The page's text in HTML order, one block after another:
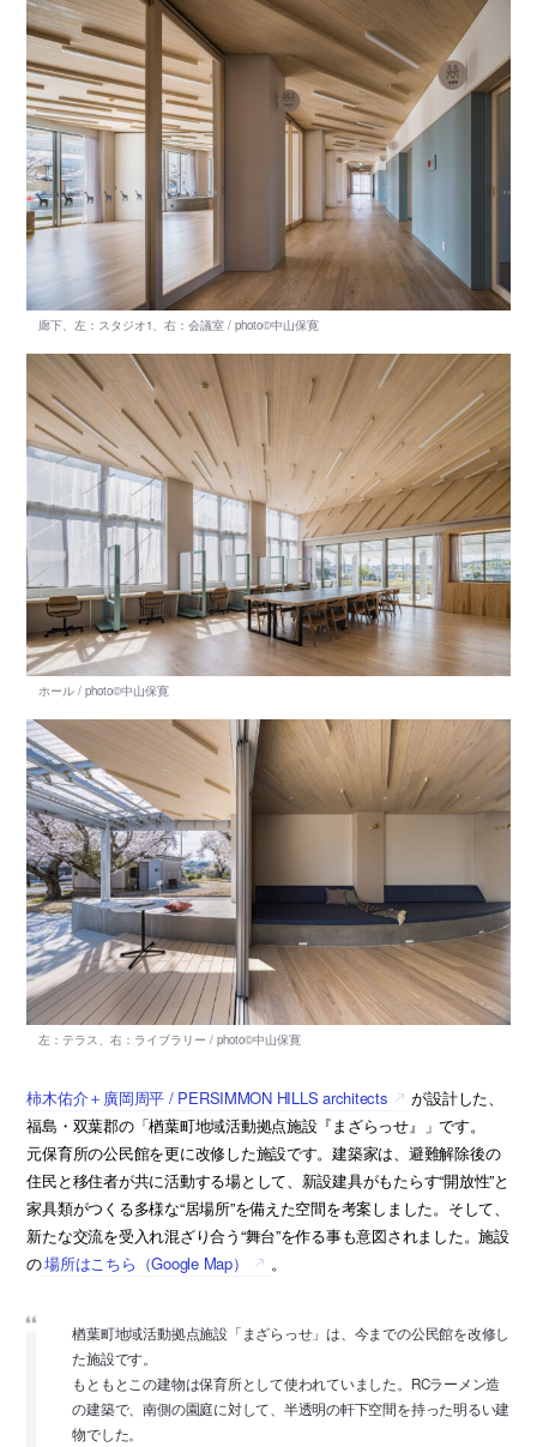
柿木佑介＋廣岡周平 / PERSIMMON HILLS architects
が設計した、
福島・双葉郡の「楢葉町地域活動拠点施設『まざらっせ』」です。
元保育所の公民館を更に改修した施設です。建築家は、避難解除後の
住民と移住者が共に活動する場として、新設建具がもたらす“開放性”と
家具類がつくる多様な“居場所”を備えた空間を考案しました。そして、
新たな交流を受入れ混ざり合う“舞台”を作る事も意図されました。施設
の場所はこちら（Google Map） 。
楢葉町地域活動拠点施設「まざらっせ」は、今までの公民館を改修し
た施設です。
もともとこの建物は保育所として使われていました。RCラーメン造
の建築で、南側の園庭に対して、半透明の軒下空間を持った明るい建
物でした。